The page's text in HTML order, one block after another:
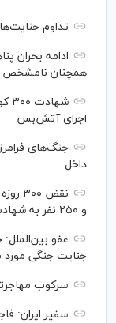
تداوم
ادامه بحران
همچنان
اجرای آتش‌بس
جنگ‌های
داخل
نقض
و ۲۵۰ نفر به شهادت رسیدند
جنایت جنگی مورد
سرکوب
سفیر ایران: